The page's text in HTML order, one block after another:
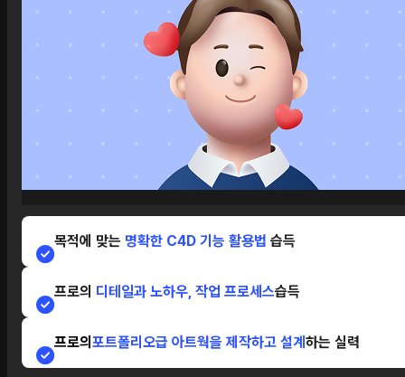
목적에 맞는 명확한 C4D 기능 활용법 습득
프로의 디테일과 노하우, 작업 프로세스습득
프로의 포트폴리오급 아트웍을 제작하고 설계 하는 실력